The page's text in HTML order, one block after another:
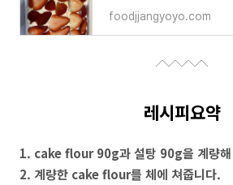
foodjjangyoyo.com
레시피요약
1. cake flour 90g과 설탕 90g을 계량해
2. 계량한 cake flour를 체에 쳐줍니다.